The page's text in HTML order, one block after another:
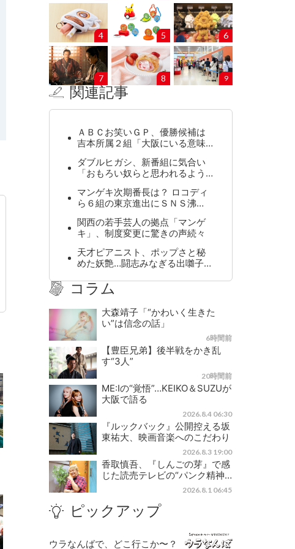
4 5 6
7 8 9
関連記事
ＡＢＣお笑いＧＰ、優勝候補は
吉本所属２組「大阪にいる意味…
ダブルヒガシ、新番組に気合い
「おもろい奴らと思われるよう…
マンゲキ次期番長は？ ロコディ
ら６組の東京進出にＳＮＳ沸…
関西の若手芸人の拠点「マンゲ
キ」、制度変更に驚きの声続々
天才ピアニスト、ポップさと秘
めた妖艶…闘志みなぎる出囃子…
コラム
大森靖子「“かわいく生きた
い”は信念の話」
6時間前
【豊臣兄弟】後半戦をかき乱
す“3人”
20時間前
ME:Iの“覚悟”…KEIKO＆SUZUが
大阪で語る
2026.8.4 06:30
『ルックバック』公開控える坂
東祐大、映画音楽へのこだわり
2026.8.3 19:00
香取慎吾、『しんごの芽』で感
じた読売テレビの“パンク精神…
2026.8.1 06:45
ピックアップ
ウラなんばで、どこ行こか〜？